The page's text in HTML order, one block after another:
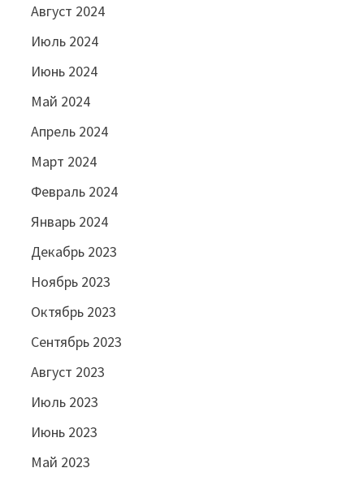
Август 2024
Июль 2024
Июнь 2024
Май 2024
Апрель 2024
Март 2024
Февраль 2024
Январь 2024
Декабрь 2023
Ноябрь 2023
Октябрь 2023
Сентябрь 2023
Август 2023
Июль 2023
Июнь 2023
Май 2023